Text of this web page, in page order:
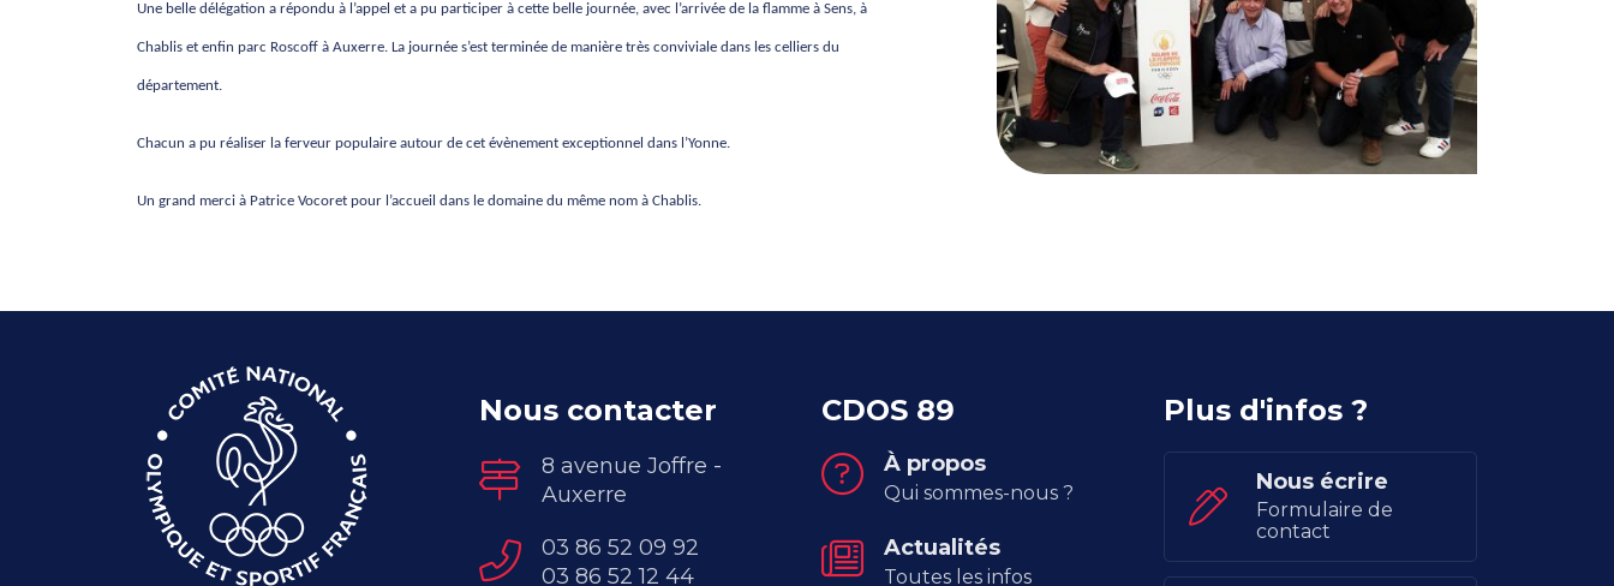
Une belle délégation a répondu à l’appel et a pu participer à cette belle journée, avec l’arrivée de la flamme à Sens, à
Chablis et enfin parc Roscoff à Auxerre. La journée s’est terminée de manière très conviviale dans les celliers du
département.
Chacun a pu réaliser la ferveur populaire autour de cet évènement exceptionnel dans l’Yonne.
Un grand merci à Patrice Vocoret pour l’accueil dans le domaine du même nom à Chablis.
Nous contacter
8 avenue Joffre -
Auxerre
03 86 52 09 92
03 86 52 12 44
CDOS 89
À propos
Qui sommes-nous ?
Actualités
Toutes les infos
Plus d'infos ?
Nous écrire
Formulaire de
contact